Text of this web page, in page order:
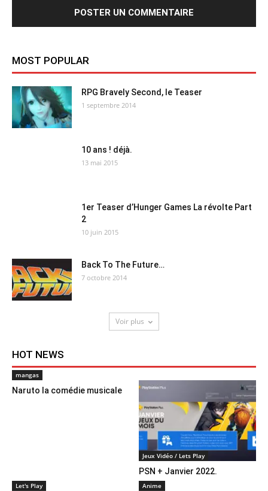
MOST POPULAR
RPG Bravely Second, le Teaser
1 septembre 2014
10 ans ! déjà.
13 mai 2015
1er Teaser d’Hunger Games La révolte Part
2
10 juin 2015
Back To The Future…
7 octobre 2014
Voir plus
HOT NEWS
mangas
Naruto la comédie musicale
Jeux Vidéo / Lets Play
PSN + Janvier 2022.
Let's Play Anime